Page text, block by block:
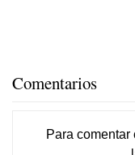
Comentarios
Para comentar